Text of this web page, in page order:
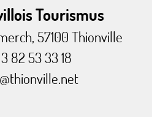
Tourismus
57100 Thionville
82 53 33 18